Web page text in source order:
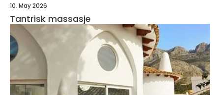
10. May 2026
Tantrisk massasje